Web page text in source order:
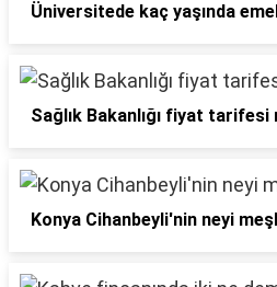
Üniversitede kaç yaşında
Sağlık Bakanlığı fiyat tarifesi
Konya Cihanbeyli'nin neyi